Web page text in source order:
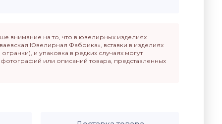
внимание на то, что в ювелирных изделиях
Ювелирная Фабрика», вставки в изделиях
огранки), и упаковка в редких случаях могут
фотографий или описаний товара, представленных